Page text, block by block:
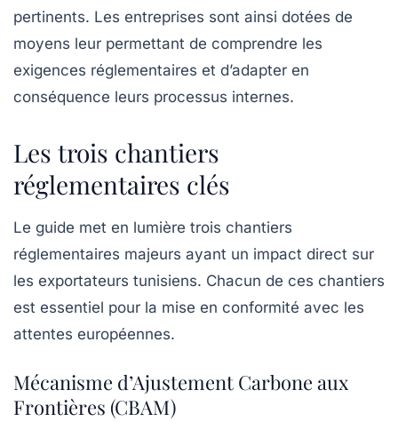
pertinents. Les entreprises sont ainsi dotées de
moyens leur permettant de comprendre les
exigences réglementaires et d’adapter en
conséquence leurs processus internes.
Les trois chantiers
réglementaires clés
Le guide met en lumière trois chantiers
réglementaires majeurs ayant un impact direct sur
les exportateurs tunisiens. Chacun de ces chantiers
est essentiel pour la mise en conformité avec les
attentes européennes.
Mécanisme d’Ajustement Carbone aux
Frontières (CBAM)